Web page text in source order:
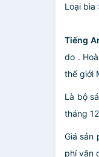
Loại bìa
Tiếng
do .
thế giới
Là bộ
tháng
Giá sản
phí vận